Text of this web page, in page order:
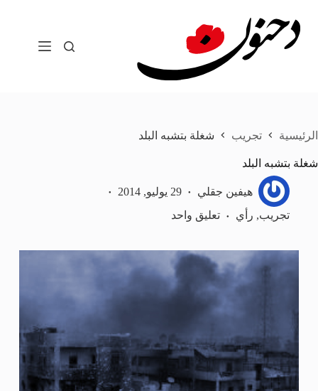
المحتوى
الرئيسية تجريب شغلة بتشبه البلد
شغلة بتشبه البلد
هيفين جقلي
29 يوليو, 2014
تجريب, رأي تعليق واحد